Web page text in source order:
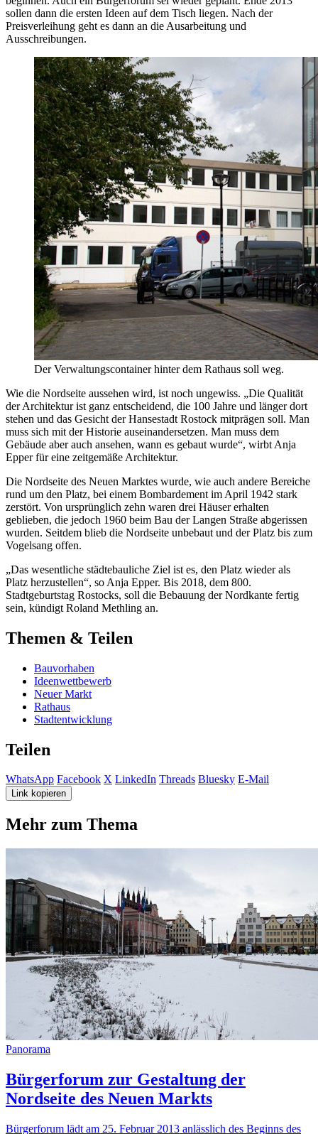
sollen dann die ersten Ideen auf dem Tisch liegen. Nach der
Preisverleihung geht es dann an die Ausarbeitung und
Ausschreibungen.
Der Verwaltungscontainer hinter dem Rathaus soll weg.
Wie die Nordseite aussehen wird, ist noch ungewiss. „Die Qualität
der Architektur ist ganz entscheidend, die 100 Jahre und länger dort
stehen und das Gesicht der Hansestadt Rostock mitprägen soll. Man
muss sich mit der Historie auseinandersetzen. Man muss dem
Gebäude aber auch ansehen, wann es gebaut wurde“, wirbt Anja
Epper für eine zeitgemäße Architektur.
Die Nordseite des Neuen Marktes wurde, wie auch andere Bereiche
rund um den Platz, bei einem Bombardement im April 1942 stark
zerstört. Von ursprünglich zehn waren drei Häuser erhalten
geblieben, die jedoch 1960 beim Bau der Langen Straße abgerissen
wurden. Seitdem blieb die Nordseite unbebaut und der Platz bis zum
Vogelsang offen.
„Das wesentliche städtebauliche Ziel ist es, den Platz wieder als
Platz herzustellen“, so Anja Epper. Bis 2018, dem 800.
Stadtgeburtstag Rostocks, soll die Bebauung der Nordkante fertig
sein, kündigt Roland Methling an.
Themen & Teilen
Bauvorhaben
Ideenwettbewerb
Neuer Markt
Rathaus
Stadtentwicklung
Teilen
WhatsApp Facebook X LinkedIn Threads Bluesky E-Mail
Link kopieren
Mehr zum Thema
Panorama
Bürgerforum zur Gestaltung der
Nordseite des Neuen Markts
Bürgerforum lädt am 25. Februar 2013 anlässlich des Beginns des